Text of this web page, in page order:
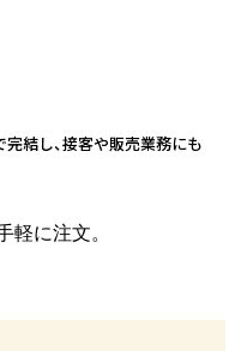
結し、接客や販売業務にも
軽に注文。